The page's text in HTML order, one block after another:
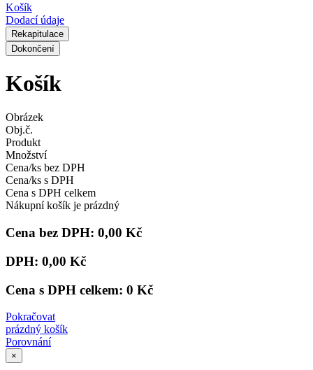
Košík
Dodací údaje
Rekapitulace
Dokončení
Košík
Obrázek
Obj.č.
Produkt
Množství
Cena/ks bez DPH
Cena/ks s DPH
Cena s DPH celkem
Nákupní košík je prázdný
Cena bez DPH: 0,00 Kč
DPH: 0,00 Kč
Cena s DPH celkem: 0 Kč
Pokračovat
prázdný košík
Porovnání
×